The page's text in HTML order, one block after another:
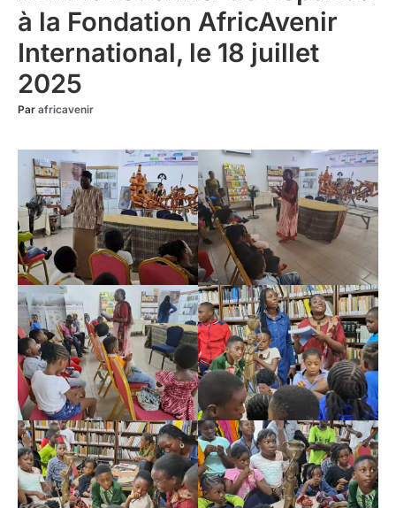
à la Fondation AfricAvenir
International, le 18 juillet
2025
Par africavenir